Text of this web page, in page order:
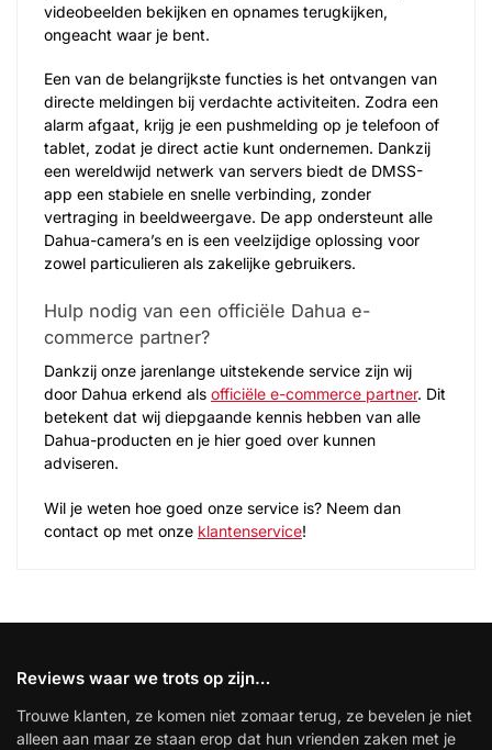
videobeelden bekijken en opnames terugkijken,
ongeacht waar je bent.
Een van de belangrijkste functies is het ontvangen van
directe meldingen bij verdachte activiteiten. Zodra een
alarm afgaat, krijg je een pushmelding op je telefoon of
tablet, zodat je direct actie kunt ondernemen. Dankzij
een wereldwijd netwerk van servers biedt de DMSS-
app een stabiele en snelle verbinding, zonder
vertraging in beeldweergave. De app ondersteunt alle
Dahua-camera’s en is een veelzijdige oplossing voor
zowel particulieren als zakelijke gebruikers.
Hulp nodig van een officiële Dahua e-
commerce partner?
Dankzij onze jarenlange uitstekende service zijn wij
door Dahua erkend als officiële e-commerce partner. Dit
betekent dat wij diepgaande kennis hebben van alle
Dahua-producten en je hier goed over kunnen
adviseren.
Wil je weten hoe goed onze service is? Neem dan
contact op met onze klantenservice!
Reviews waar we trots op zijn…
Trouwe klanten, ze komen niet zomaar terug, ze bevelen je niet
alleen aan maar ze staan erop dat hun vrienden zaken met je